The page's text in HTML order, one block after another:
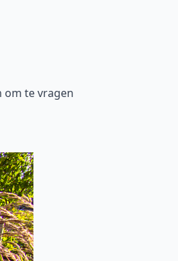
om te vragen